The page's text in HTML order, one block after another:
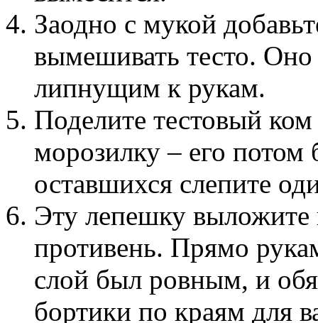
Заодно с мукой
вымешивать тесто.
липнущим к рукам.
Поделите тестовый
морозилку – его потом
оставшихся слепите
Эту лепешку выложите
противень. Прямо
слой был ровным, и
бортики по краям для